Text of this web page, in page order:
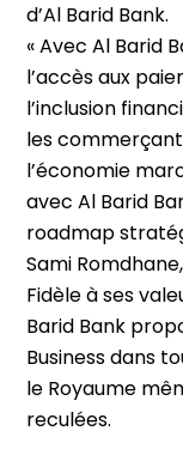
d’Al Barid Bank.
« Avec Al Barid
l’accès aux
l’inclusion
les
l’économie
avec Al Barid
roadmap
Sami
Fidèle à ses
Barid Bank
Business dans
le Royaume
reculées.